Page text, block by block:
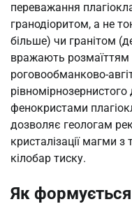
переважання
гранодіоритом, а не
більше) чи гранітом
вражають розмаїттям
роговообманково-
фенокристами
дозволяє геологам
кристалізації магми з
кілобар тиску.
Як формується